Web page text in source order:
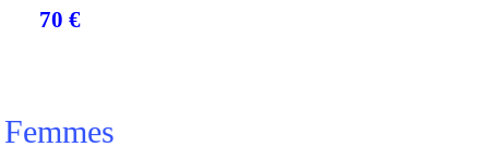
70€
Femmes